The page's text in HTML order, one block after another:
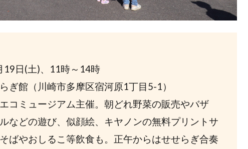
19日(土)、11時～14時
ぎ館（川崎市多摩区宿河原1丁目5-1）
コミュージアム主催。朝どれ野菜の販売やバザ
などの遊び、似顔絵、キヤノンの無料プリントサ
ばやおしるこ等飲食も。正午からはせせらぎ合奏